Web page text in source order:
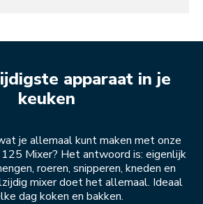
apparaat in je
keuken
je allemaal kunt maken met onze
Mixer? Het antwoord is: eigenlijk
roeren, snipperen, kneden en
mixer doet het allemaal. Ideaal
dag koken en bakken.